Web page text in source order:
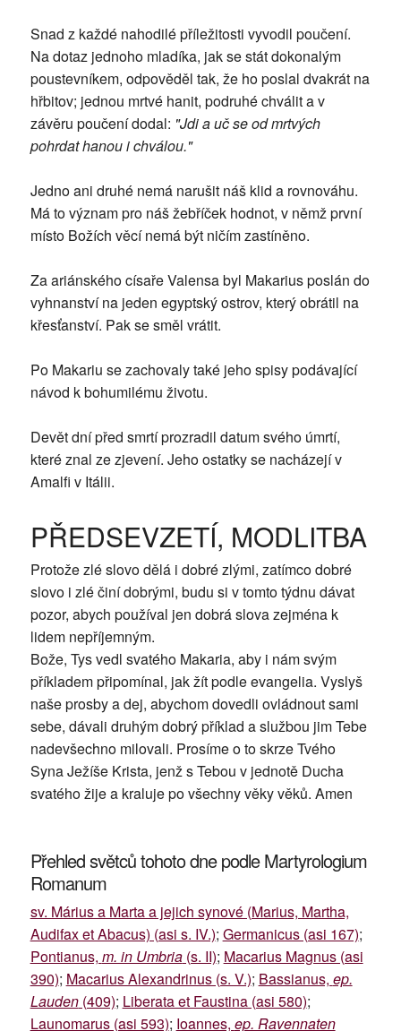
Snad z každé nahodilé příležitosti vyvodil poučení.
Na dotaz jednoho mladíka, jak se stát dokonalým
poustevníkem, odpověděl tak, že ho poslal dvakrát na
hřbitov; jednou mrtvé hanit, podruhé chválit a v
závěru poučení dodal: "Jdi a uč se od mrtvých
pohrdat hanou i chválou."
Jedno ani druhé nemá narušit náš klid a rovnováhu.
Má to význam pro náš žebříček hodnot, v němž první
místo Božích věcí nemá být ničím zastíněno.
Za ariánského císaře Valensa byl Makarius poslán do
vyhnanství na jeden egyptský ostrov, který obrátil na
křesťanství. Pak se směl vrátit.
Po Makariu se zachovaly také jeho spisy podávající
návod k bohumilému životu.
Devět dní před smrtí prozradil datum svého úmrtí,
které znal ze zjevení. Jeho ostatky se nacházejí v
Amalfi v Itálii.
PŘEDSEVZETÍ, MODLITBA
Protože zlé slovo dělá i dobré zlými, zatímco dobré
slovo i zlé činí dobrými, budu si v tomto týdnu dávat
pozor, abych používal jen dobrá slova zejména k
lidem nepříjemným.
Bože, Tys vedl svatého Makaria, aby i nám svým
příkladem připomínal, jak žít podle evangelia. Vyslyš
naše prosby a dej, abychom dovedli ovládnout sami
sebe, dávali druhým dobrý příklad a službou jim Tebe
nadevšechno milovali. Prosíme o to skrze Tvého
Syna Ježíše Krista, jenž s Tebou v jednotě Ducha
svatého žije a kraluje po všechny věky věků. Amen
Přehled světců tohoto dne podle Martyrologium
Romanum
sv. Márius a Marta a jejich synové (Marius, Martha,
Audifax et Abacus) (asi s. IV.); Germanicus (asi 167);
Pontianus, m. in Umbria(s. II); Macarius Magnus (asi
390); Macarius Alexandrinus (s. V.); Bassianus, ep.
Lauden(409); Liberata et Faustina (asi 580);
Launomarus (asi 593); Ioannes, ep. Ravennaten